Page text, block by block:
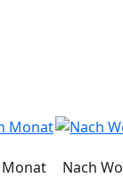
Monat Nach